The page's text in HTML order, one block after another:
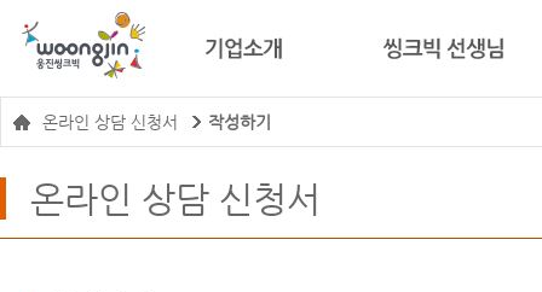
온라인 상담 신청서 작성하기
온라인 상담 신청서